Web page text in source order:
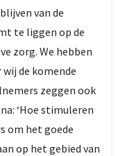
van de
te liggen op de
zorg. We hebben
de komende
zeggen ook
‘Hoe stimuleren
om het goede
op het gebied van